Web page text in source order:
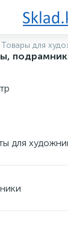
Товары для
для